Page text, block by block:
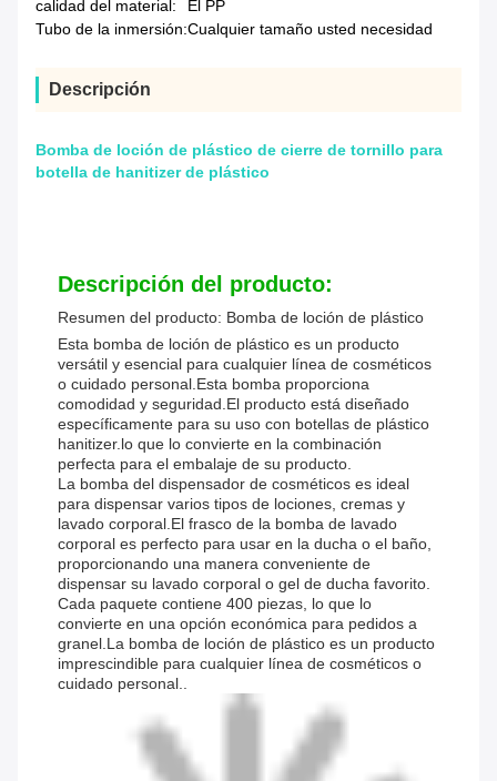
calidad del material:
El PP
Tubo de la inmersión:Cualquier tamaño usted necesidad
Descripción
Bomba de loción de plástico de cierre de tornillo para
botella de hanitizer de plástico
Descripción del producto:
Resumen del producto: Bomba de loción de plástico
Esta bomba de loción de plástico es un producto
versátil y esencial para cualquier línea de cosméticos
o cuidado personal.Esta bomba proporciona
comodidad y seguridad.El producto está diseñado
específicamente para su uso con botellas de plástico
hanitizer.lo que lo convierte en la combinación
perfecta para el embalaje de su producto.
La bomba del dispensador de cosméticos es ideal
para dispensar varios tipos de lociones, cremas y
lavado corporal.El frasco de la bomba de lavado
corporal es perfecto para usar en la ducha o el baño,
proporcionando una manera conveniente de
dispensar su lavado corporal o gel de ducha favorito.
Cada paquete contiene 400 piezas, lo que lo
convierte en una opción económica para pedidos a
granel.La bomba de loción de plástico es un producto
imprescindible para cualquier línea de cosméticos o
cuidado personal..